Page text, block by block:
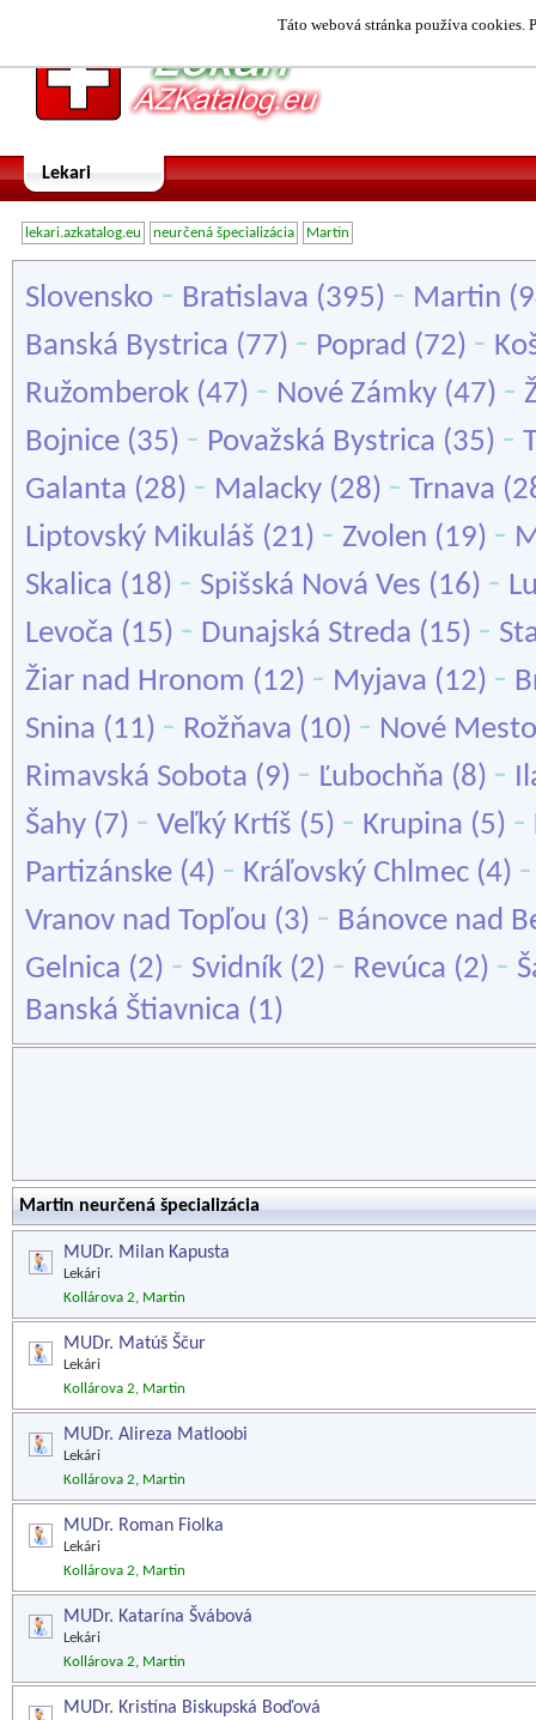
Táto webová stránka používa cookies.
Lekari
lekari.azkatalog.eu neurčená špecializácia Martin
Slovensko - Bratislava (395) - Martin
Banská Bystrica (77) - Poprad (72) -
Ružomberok (47) - Nové Zámky (47) -
Bojnice (35) - Považská Bystrica (35) -
Galanta (28) - Malacky (28) - Trnava
Liptovský Mikuláš (21) - Zvolen (19) -
Skalica (18) - Spišská Nová Ves (16) -
Levoča (15) - Dunajská Streda (15) -
Žiar nad Hronom (12) - Myjava (12) -
Snina (11) - Rožňava (10) - Nové
Rimavská Sobota (9) - Ľubochňa (8) -
Šahy (7) - Veľký Krtíš (5) - Krupina (5) -
Partizánske (4) - Kráľovský Chlmec (4)
Vranov nad Topľou (3) - Bánovce nad
Gelnica (2) - Svidník (2) - Revúca (2) -
Banská Štiavnica (1)
Martin neurčená špecializácia
MUDr. Milan Kapusta
Lekári
Kollárova 2, Martin
MUDr. Matúš Ščur
Lekári
Kollárova 2, Martin
MUDr. Alireza Matloobi
Lekári
Kollárova 2, Martin
MUDr. Roman Fiolka
Lekári
Kollárova 2, Martin
MUDr. Katarína Švábová
Lekári
Kollárova 2, Martin
MUDr. Kristína Biskupská Boďová